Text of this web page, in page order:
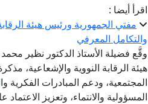
اقرأ أيضا :
مفتي الجمهورية ورئيس هيئة
والتكامل المعرفي
وقَّع فضيلة الأستاذ الدكتور نظير
هيئة الرقابة النووية والإشعاعية،
المجتمعية، ودعم المبادرات الفكرية
المسؤولية والانتماء، وتعزيز